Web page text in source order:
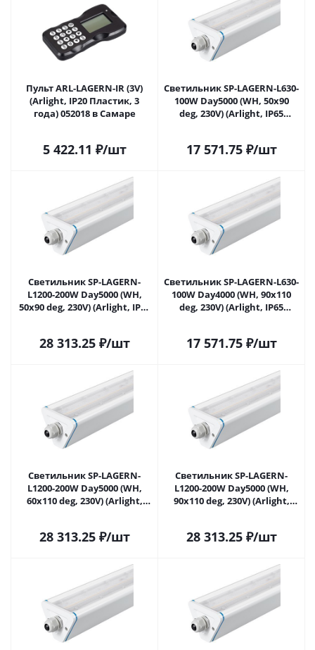
Пульт ARL-LAGERN-IR (3V)
(Arlight, IP20 Пластик, 3
года) 052018 в Самаре
5 422.11 ₽/шт
Светильник SP-LAGERN-L630-
100W Day5000 (WH, 50х90
deg, 230V) (Arlight, IP65
17 571.75₽/шт
Светильник SP-LAGERN-
L1200-200W Day5000 (WH,
50х90 deg, 230V) (Arlight, IP65
28 313.25₽/шт
Светильник SP-LAGERN-L630-
100W Day4000 (WH, 90х110
deg, 230V) (Arlight, IP65
17 571.75₽/шт
Светильник SP-LAGERN-
L1200-200W Day5000 (WH,
60х110 deg, 230V) (Arlight,
28 313.25₽/шт
Светильник SP-LAGERN-
L1200-200W Day5000 (WH,
90х110 deg, 230V) (Arlight,
28 313.25₽/шт